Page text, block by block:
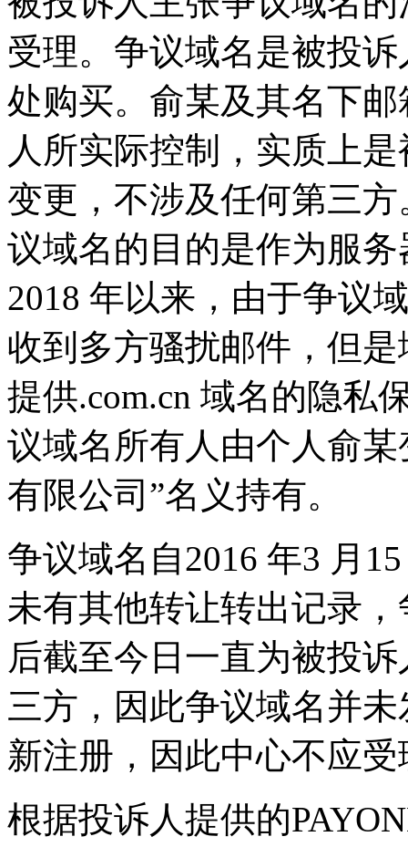
受理。争议域名是被投
处购买。俞某及其名下
人所实际控制，实质上
变更，不涉及任何第三
议域名的目的是作为服
2018 年以来，由于争议
收到多方骚扰邮件，但是
提供.com.cn 域名的隐私
议域名所有人由个人俞
有限公司”名义持有。
争议域名自2016 年3 月
未有其他转让转出记录
后截至今日一直为被投
三方，因此争议域名并
新注册，因此中心不应受
根据投诉人提供的